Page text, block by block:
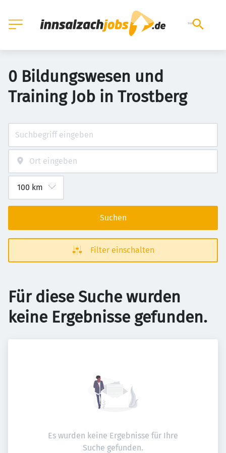
0 Bildungswesen und
Training Job in Trostberg
Suchen
Filter einschalten
Für diese Suche wurden
keine Ergebnisse gefunden.
Es wurden keine Ergebnisse für Ihre
Suche gefunden.